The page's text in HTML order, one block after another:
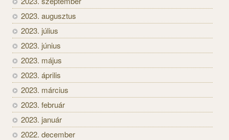
2023. augusztus
2023. július
2023. június
2023. május
2023. április
2023. március
2023. február
2023. január
2022. december